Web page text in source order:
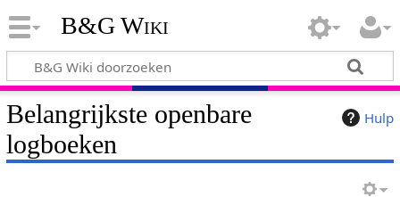
B&G Wiki
Hulp
Belangrijkste openbare
logboeken